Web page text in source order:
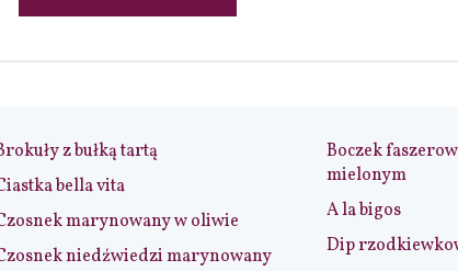
z bułką tartą
bella vita
marynowany w oliwie
niedźwiedzi marynowany
Boczek
mielonym
A la bigos
Dip